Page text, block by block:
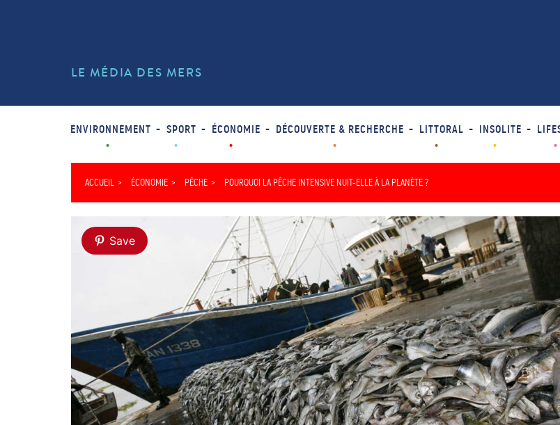
LE MÉDIA DES MERS
ENVIRONNEMENT SPORT ÉCONOMIE DÉCOUVERTE & RECHERCHE LITTORAL INSOLITE
ACCUEIL ÉCONOMIE PÊCHE POURQUOI LA PÊCHE INTENSIVE NUIT-ELLE À LA PLANÈTE ?
Save